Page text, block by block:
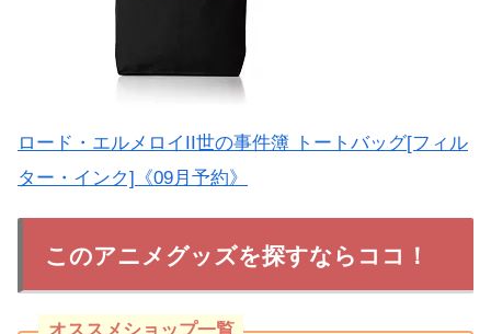
ロード・エルメロイII世の事件簿 トートバッグ[フィル
ター・インク]《09月予約》
このアニメグッズを探すならココ！